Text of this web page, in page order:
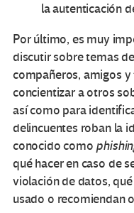
la autenticación
Por último, es muy
discutir sobre temas
compañeros, amigos
concientizar a otros
así como para
delincuentes roban la
conocido como
qué hacer en caso de
violación de datos,
usado o recomiendan